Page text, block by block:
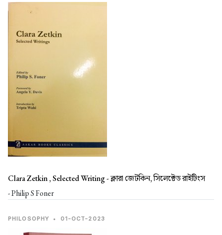
Clara Zetkin , Selected Writing -ক্লারা জেটকিন, সিলেক্টেড রাইটিংস
- Philip S Foner
PHILOSOPHY • 01-OCT-2023